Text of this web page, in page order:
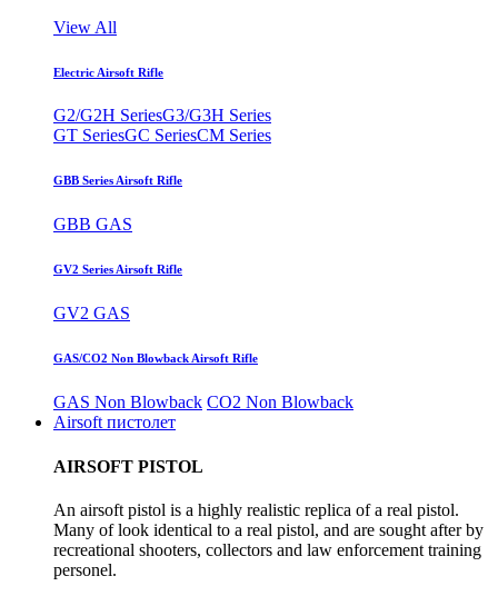
View All
Electric Airsoft Rifle
G2/G2H SeriesG3/G3H Series
GT SeriesGC SeriesCM Series
GBB Series Airsoft Rifle
GBB GAS
GV2 Series Airsoft Rifle
GV2 GAS
GAS/CO2 Non Blowback Airsoft Rifle
GAS Non Blowback CO2 Non Blowback
Airsoft пистолет
AIRSOFT PISTOL
An airsoft pistol is a highly realistic replica of a real pistol.
Many of look identical to a real pistol, and are sought after by
recreational shooters, collectors and law enforcement training
personel.